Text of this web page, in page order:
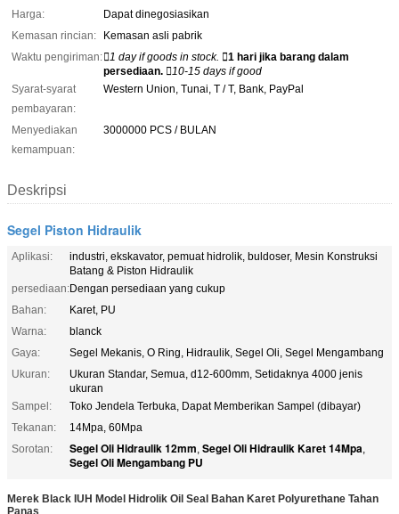
Harga:
Dapat dinegosiasikan
Kemasan rincian:
Kemasan asli pabrik
Waktu pengiriman:1 day if goods in stock. 1 hari jika barang dalam
persediaan. 10-15 days if good
Syarat-syarat
pembayaran:
Western Union, Tunai, T / T, Bank, PayPal
Menyediakan
kemampuan:
3000000 PCS / BULAN
Deskripsi
Segel Piston Hidraulik
Aplikasi:
industri, ekskavator, pemuat hidrolik, buldoser, Mesin Konstruksi
Batang & Piston Hidraulik
persediaan:Dengan persediaan yang cukup
Bahan:
Karet, PU
Warna:
blanck
Gaya:
Segel Mekanis, O Ring, Hidraulik, Segel Oli, Segel Mengambang
Ukuran:
Ukuran Standar, Semua, d12-600mm, Setidaknya 4000 jenis
ukuran
Sampel:
Toko Jendela Terbuka, Dapat Memberikan Sampel (dibayar)
Tekanan:
14Mpa, 60Mpa
Sorotan:
Segel Oli Hidraulik 12mm, Segel Oli Hidraulik Karet 14Mpa,
Segel Oli Mengambang PU
Merek Black IUH Model Hidrolik Oil Seal Bahan Karet Polyurethane Tahan
Panas